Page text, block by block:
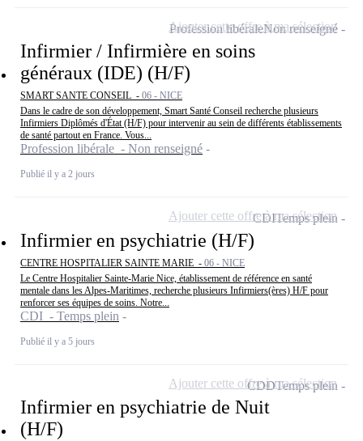
Infirmier / Infirmière en soins
généraux (IDE) (H/F)
SMART SANTE CONSEIL - 06 - NICE
Dans le cadre de son développement, Smart Santé Conseil recherche plusieurs
Infirmiers Diplômés d'État (H/F) pour intervenir au sein de différents établissements
de santé partout en France. Vous...
Profession libérale - Non renseigné
Publié il y a 2 jours
Profession libéraleNon renseigné
Ajouter cette offre à ma sélection
Infirmier en psychiatrie (H/F)
CENTRE HOSPITALIER SAINTE MARIE - 06 - NICE
Le Centre Hospitalier Sainte-Marie Nice, établissement de référence en santé
mentale dans les Alpes-Maritimes, recherche plusieurs Infirmiers(ères) H/F pour
renforcer ses équipes de soins. Notre...
CDI - Temps plein
Publié il y a 5 jours
CDITemps plein
Ajouter cette offre à ma sélection
Infirmier en psychiatrie de Nuit
(H/F)
CDDTemps plein
Ajouter cette offre à ma sélection